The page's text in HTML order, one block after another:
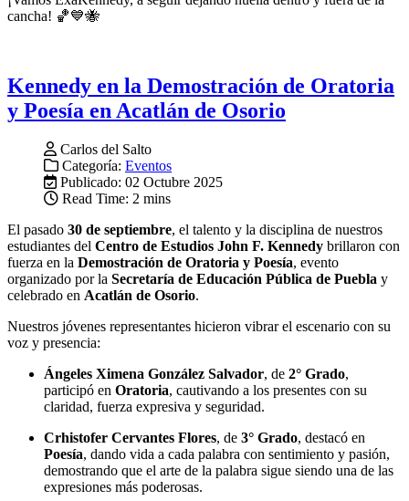
cancha! 🏀💙🐝
Kennedy en la Demostración de Oratoria
y Poesía en Acatlán de Osorio
Carlos del Salto
Categoría: Eventos
Publicado: 02 Octubre 2025
Read Time: 2 mins
El pasado 30 de septiembre, el talento y la disciplina de nuestros
estudiantes del Centro de Estudios John F. Kennedy brillaron con
fuerza en la Demostración de Oratoria y Poesía, evento
organizado por la Secretaría de Educación Pública de Puebla y
celebrado en Acatlán de Osorio.
Nuestros jóvenes representantes hicieron vibrar el escenario con su
voz y presencia:
Ángeles Ximena González Salvador, de 2° Grado,
participó en Oratoria, cautivando a los presentes con su
claridad, fuerza expresiva y seguridad.
Crhistofer Cervantes Flores, de 3° Grado, destacó en
Poesía, dando vida a cada palabra con sentimiento y pasión,
demostrando que el arte de la palabra sigue siendo una de las
expresiones más poderosas.